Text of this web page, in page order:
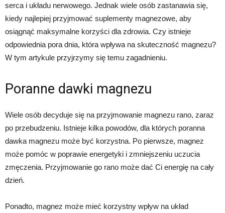
serca i układu nerwowego. Jednak wiele osób zastanawia się,
kiedy najlepiej przyjmować suplementy magnezowe, aby
osiągnąć maksymalne korzyści dla zdrowia. Czy istnieje
odpowiednia pora dnia, która wpływa na skuteczność magnezu?
W tym artykule przyjrzymy się temu zagadnieniu.
Poranne dawki magnezu
Wiele osób decyduje się na przyjmowanie magnezu rano, zaraz
po przebudzeniu. Istnieje kilka powodów, dla których poranna
dawka magnezu może być korzystna. Po pierwsze, magnez
może pomóc w poprawie energetyki i zmniejszeniu uczucia
zmęczenia. Przyjmowanie go rano może dać Ci energię na cały
dzień.
Ponadto, magnez może mieć korzystny wpływ na układ